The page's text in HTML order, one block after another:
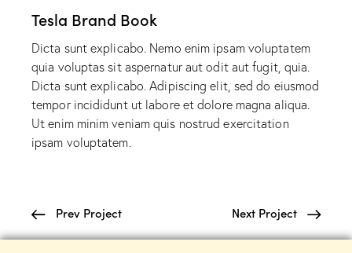
Tesla Brand Book
Dicta sunt explicabo. Nemo enim ipsam voluptatem
quia voluptas sit aspernatur aut odit aut fugit, quia.
Dicta sunt explicabo. Adipiscing elit, sed do eiusmod
tempor incididunt ut labore et dolore magna aliqua.
Ut enim minim veniam quis nostrud exercitation
ipsam voluptatem.
Prev Project Next Project